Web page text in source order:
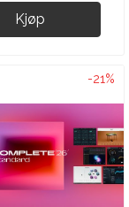
Kjøp
-21%